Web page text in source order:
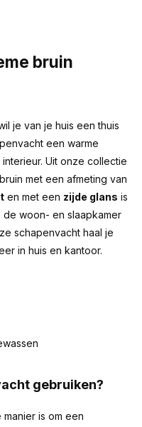
bruin
je van je huis een thuis
een warme
Uit onze collectie
met een afmeting van
en met een zijde glans is
woon- en slaapkamer
schapenvacht haal je
in huis en kantoor.
gebruiken?
is om een